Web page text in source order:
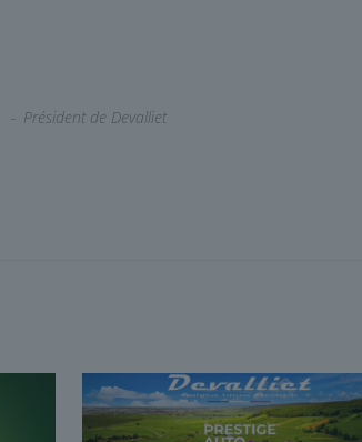
Président de Devalliet